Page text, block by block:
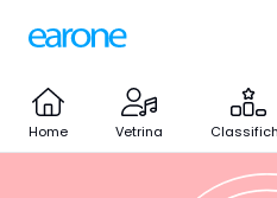
Home Vetrina